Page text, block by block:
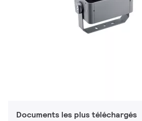
Documents les plus téléchargés